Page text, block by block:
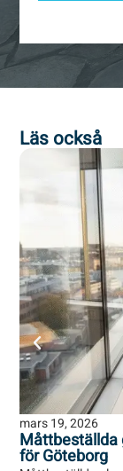
Läs också
mars 19, 2026
Måttbeställda
för Göteborg